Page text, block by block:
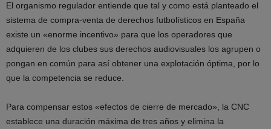
El organismo regulador entiende que tal y como está planteado el
sistema de compra-venta de derechos futbolísticos en España
existe un «enorme incentivo» para que los operadores que
adquieren de los clubes sus derechos audiovisuales los agrupen o
pongan en común para así obtener una explotación óptima, por lo
que la competencia se reduce.
Para compensar estos «efectos de cierre de mercado», la CNC
establece una duración máxima de tres años y elimina la